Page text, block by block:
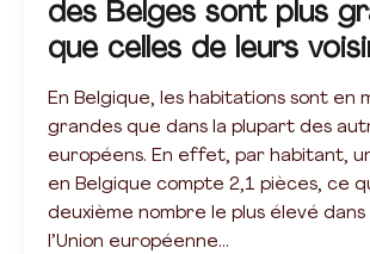
des Belges sont plus
que celles de leurs
En Belgique, les habitations sont en
grandes que dans la plupart des
européens. En effet, par habitant,
en Belgique compte 2,1 pièces, ce
deuxième nombre le plus élevé dans
l’Union européenne…